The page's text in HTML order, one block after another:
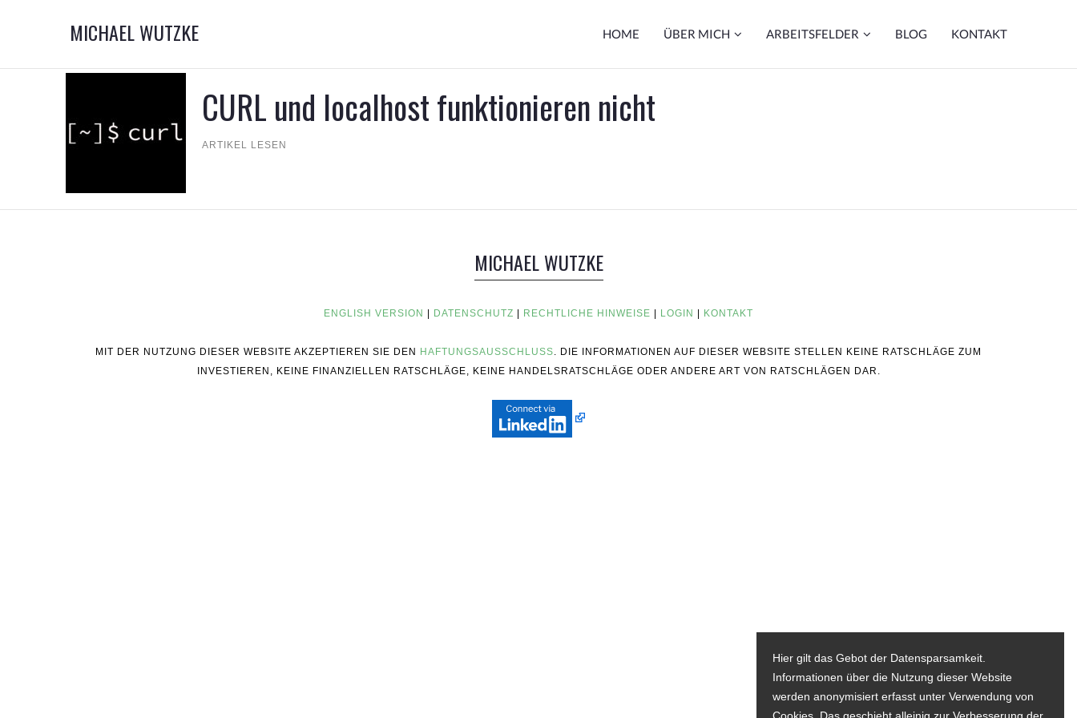
MICHAEL WUTZKE HOME ÜBER MICH ARBEITSFELDER BLOG KONTAKT
CURL und localhost funktionieren nicht
ARTIKEL LESEN
MICHAEL WUTZKE
ENGLISH VERSION DATENSCHUTZ RECHTLICHE HINWEISE LOGIN KONTAKT
MIT DER NUTZUNG DIESER WEBSITE AKZEPTIEREN SIE DEN HAFTUNGSAUSSCHLUSS. DIE INFORMATIONEN AUF DIESER WEBSITE STELLEN KEINE RATSCHLÄGE ZUM
INVESTIEREN, KEINE FINANZIELLEN RATSCHLÄGE, KEINE HANDELSRATSCHLÄGE ODER ANDERE ART VON RATSCHLÄGEN DAR.
Hier gilt das Gebot der Datensparsamkeit.
Informationen über die Nutzung dieser Website
werden anonymisiert erfasst unter Verwendung von